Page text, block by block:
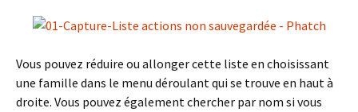
Vous pouvez réduire ou allonger cette liste en choisissant
une famille dans le menu déroulant qui se trouve en haut à
droite. Vous pouvez également chercher par nom si vous